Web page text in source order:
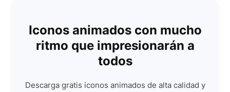
Iconos animados con mucho
ritmo que impresionarán a
todos
Descarga gratis iconos animados de alta calidad y